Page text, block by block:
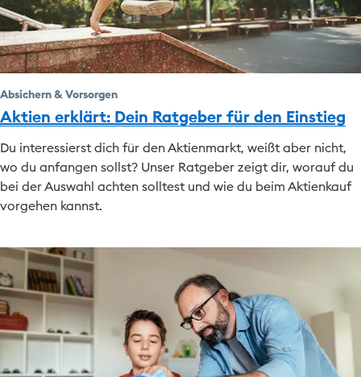
Absichern & Vorsorgen
Aktien erklärt: Dein Ratgeber für den Einstieg
Du interessierst dich für den Aktienmarkt, weißt aber nicht,
wo du anfangen sollst? Unser Ratgeber zeigt dir, worauf du
bei der Auswahl achten solltest und wie du beim Aktienkauf
vorgehen kannst.